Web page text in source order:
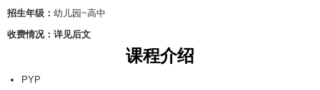
招生年级： 幼儿园~高中
收费情况：详见后文
课程介绍
PYP